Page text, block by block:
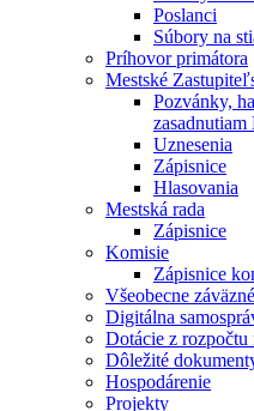
Poslanci
Súbory na
Príhovor primátora
Mestské
Pozvánky,
zasadnutiam
Uznesenia
Zápisnice
Hlasovania
Mestská rada
Zápisnice
Komisie
Zápisnice
Všeobecne
Digitálna
Dotácie z rozpočtu
Dôležité
Hospodárenie
Projekty